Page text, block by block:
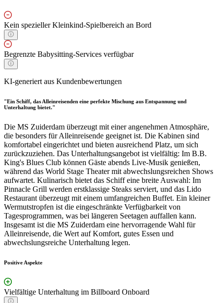
Kein spezieller Kleinkind-Spielbereich an Bord
Begrenzte Babysitting-Services verfügbar
KI-generiert aus Kundenbewertungen
"Ein Schiff, das Alleinreisenden eine perfekte Mischung aus Entspannung und
Unterhaltung bietet."
Die MS Zuiderdam überzeugt mit einer angenehmen Atmosphäre,
die besonders für Alleinreisende geeignet ist. Die Kabinen sind
komfortabel eingerichtet und bieten ausreichend Platz, um sich
zurückzuziehen. Das Unterhaltungsangebot ist vielfältig: Im B.B.
King's Blues Club können Gäste abends Live-Musik genießen,
während das World Stage Theater mit abwechslungsreichen Shows
aufwartet. Kulinarisch bietet das Schiff eine breite Auswahl: Im
Pinnacle Grill werden erstklassige Steaks serviert, und das Lido
Restaurant überzeugt mit einem umfangreichen Buffet. Ein kleiner
Wermutstropfen ist die eingeschränkte Verfügbarkeit von
Tagesprogrammen, was bei längeren Seetagen auffallen kann.
Insgesamt ist die MS Zuiderdam eine hervorragende Wahl für
Alleinreisende, die Wert auf Komfort, gutes Essen und
abwechslungsreiche Unterhaltung legen.
Positive Aspekte
Vielfältige Unterhaltung im Billboard Onboard